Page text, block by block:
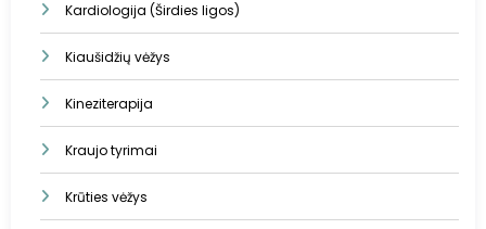
Kardiologija (Širdies ligos)
Kiaušidžių vėžys
Kineziterapija
Kraujo tyrimai
Krūties vėžys